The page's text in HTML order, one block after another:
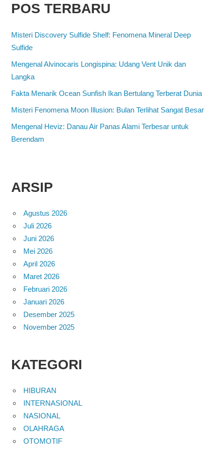
POS TERBARU
Misteri Discovery Sulfide Shelf: Fenomena Mineral Deep
Sulfide
Mengenal Alvinocaris Longispina: Udang Vent Unik dan
Langka
Fakta Menarik Ocean Sunfish Ikan Bertulang Terberat Dunia
Misteri Fenomena Moon Illusion: Bulan Terlihat Sangat Besar
Mengenal Heviz: Danau Air Panas Alami Terbesar untuk
Berendam
ARSIP
Agustus 2026
Juli 2026
Juni 2026
Mei 2026
April 2026
Maret 2026
Februari 2026
Januari 2026
Desember 2025
November 2025
KATEGORI
HIBURAN
INTERNASIONAL
NASIONAL
OLAHRAGA
OTOMOTIF